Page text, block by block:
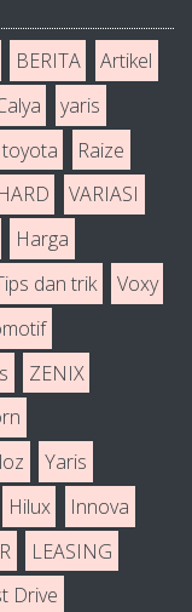
BERITA
Artikel
yaris
toyota
Raize
VARIASI
Harga
dan trik
Voxy
ZENIX
Yaris
Hilux
Innova
LEASING
Drive